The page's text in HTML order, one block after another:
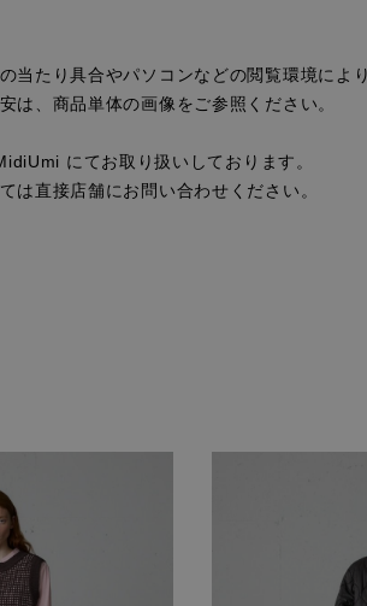
当たり具合やパソコンなどの閲覧環境によ
は、商品単体の画像をご参照ください。
にてお取り扱いしております。
は直接店舗にお問い合わせください。